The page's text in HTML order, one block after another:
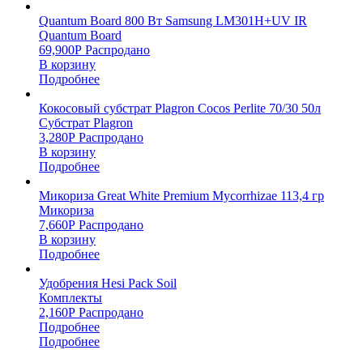
Quantum Board 800 Вт Samsung LM301H+UV IR
Quantum Board
69,900Р Распродано
В корзину
Подробнее
Кокосовый субстрат Plagron Cocos Perlite 70/30 50л
Субстрат Plagron
3,280Р Распродано
В корзину
Подробнее
Микориза Great White Premium Mycorrhizae 113,4 гр
Микориза
7,660Р Распродано
В корзину
Подробнее
Удобрения Hesi Pack Soil
Комплекты
2,160Р Распродано
Подробнее
Подробнее